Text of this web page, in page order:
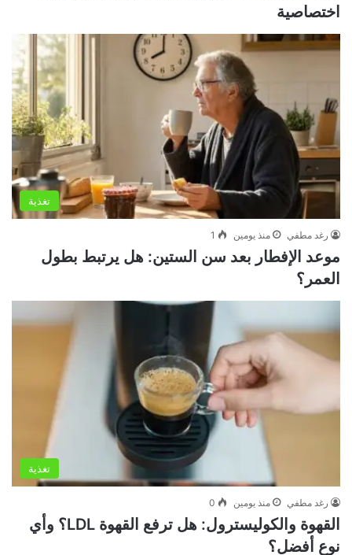
اختصاصية
تغذية
رغد مطفي منذ يومين 1
موعد الإفطار بعد سن الستين: هل يرتبط بطول
العمر؟
تغذية
رغد مطفي منذ يومين 0
القهوة والكوليسترول: هل ترفع القهوة LDL؟ وأي
نوع أفضل؟